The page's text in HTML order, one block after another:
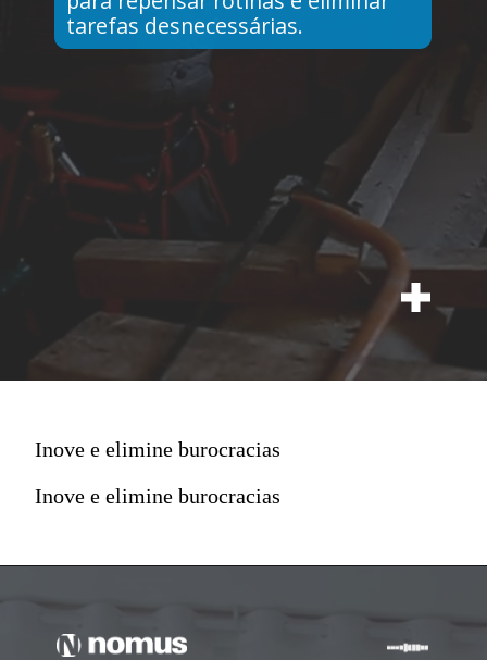
tarefas desnecessárias.
Inove e elimine burocracias
Inove e elimine burocracias